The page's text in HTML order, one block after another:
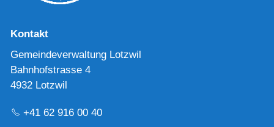
Kontakt
Gemeindeverwaltung Lotzwil
Bahnhofstrasse 4
4932 Lotzwil
+41 62 916 00 40